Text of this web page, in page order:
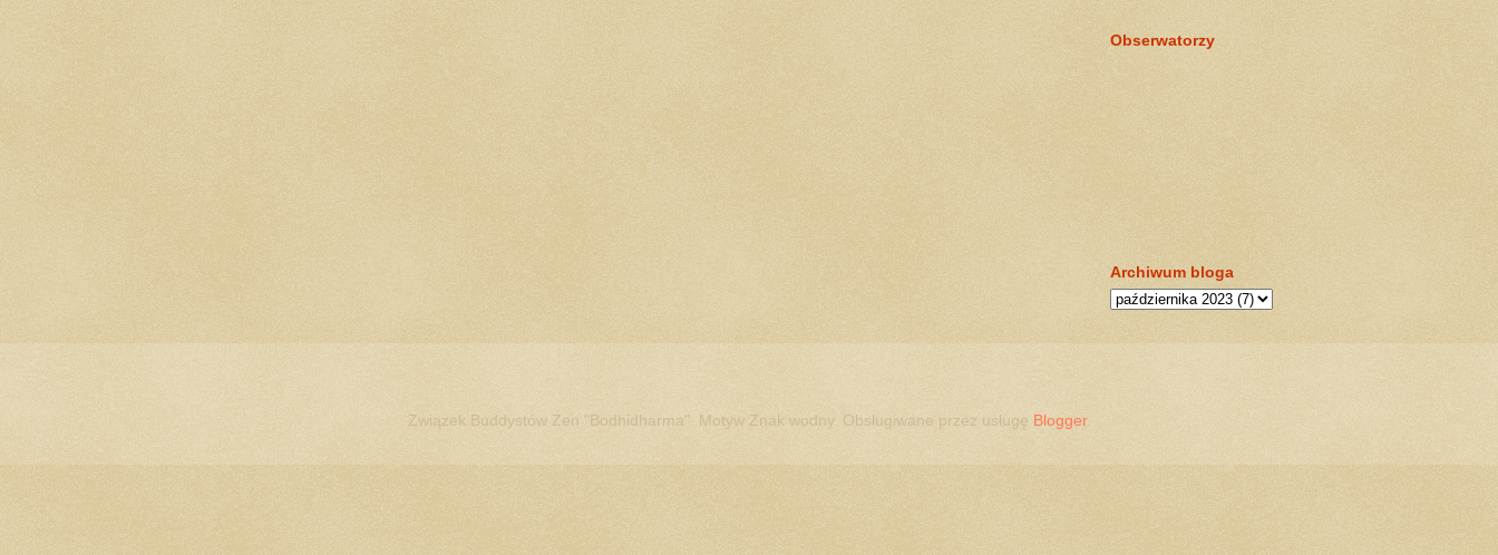
Obserwatorzy
Archiwum bloga
Związek Buddystów Zen "Bodhidharma". Motyw Znak wodny. Obsługiwane przez usługę Blogger.